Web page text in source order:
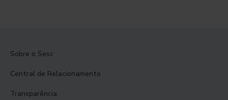
Sobre o Sesc
Central de Relacionamento
Transparência